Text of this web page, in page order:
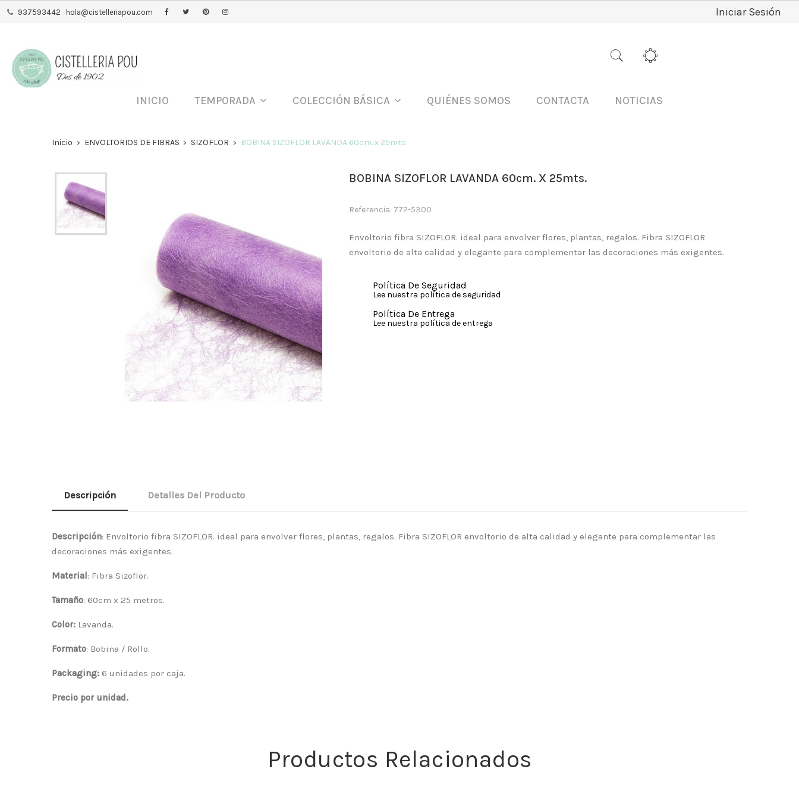
937593442 hola@cistelleriapou.com Iniciar Sesión
INICIO TEMPORADA COLECCIÓN BÁSICA QUIÉNES SOMOS CONTACTA NOTICIAS
Inicio ENVOLTORIOS DE FIBRAS SIZOFLOR BOBINA SIZOFLOR LAVANDA 60cm. x 25mts.
BOBINA SIZOFLOR LAVANDA 60cm. X 25mts.
Referencia: 772-5300
Envoltorio fibra SIZOFLOR. ideal para envolver flores, plantas, regalos. Fibra SIZOFLOR
envoltorio de alta calidad y elegante para complementar las decoraciones más exigentes.
Política De Seguridad
Lee nuestra política de seguridad
Política De Entrega
Lee nuestra política de entrega
Descripción Detalles Del Producto
Descripción: Envoltorio fibra SIZOFLOR. ideal para envolver flores, plantas, regalos. Fibra SIZOFLOR envoltorio de alta calidad y elegante para complementar las
decoraciones más exigentes.
Material: Fibra Sizoflor.
Tamaño: 60cm x 25 metros.
Color: Lavanda.
Formato: Bobina / Rollo.
Packaging: 6 unidades por caja.
Precio por unidad.
Productos Relacionados